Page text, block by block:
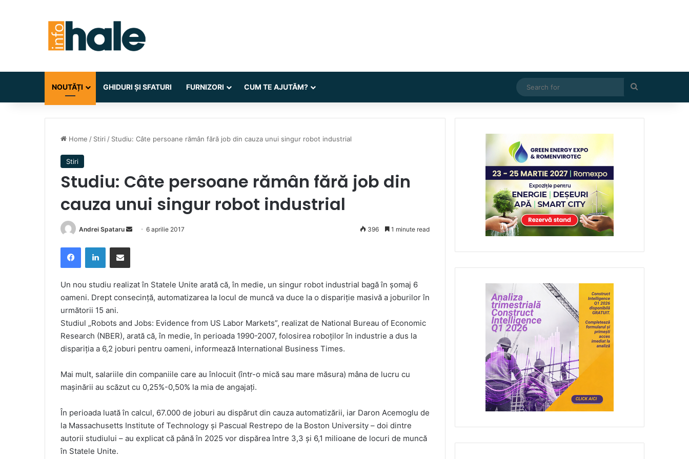
NOUTĂȚI GHIDURI ȘI SFATURI FURNIZORI CUM TE AJUTĂM?
for
Home / Stiri / Studiu: Câte persoane rămân fără job din cauza unui singur robot industrial
Stiri
Studiu: Câte persoane rămân fără job din
cauza unui singur robot industrial
Andrei Spataru
Send6 aprilie 2017 396 1 minute read
FacebookLinkedInShare via Email
Un nou studiu realizat în Statele Unite arată că, în medie, un singur robot industrial bagă în şomaj 6
oameni. Drept consecinţă, automatizarea la locul de muncă va duce la o dispariţie masivă a joburilor în
următorii 15 ani.
Studiul „Robots and Jobs: Evidence from US Labor Markets”, realizat de National Bureau of Economic
Research (NBER), arată că, în medie, în perioada 1990-2007, folosirea roboţilor în industrie a dus la
dispariţia a 6,2 joburi pentru oameni, informează International Business Times.
Mai mult, salariile din companiile care au înlocuit (într-o mică sau mare măsura) mâna de lucru cu
maşinării au scăzut cu 0,25%-0,50% la mia de angajaţi.
În perioada luată în calcul, 67.000 de joburi au dispărut din cauza automatizării, iar Daron Acemoglu de
la Massachusetts Institute of Technology şi Pascual Restrepo de la Boston University – doi dintre
autorii studiului – au explicat că până în 2025 vor dispărea între 3,3 şi 6,1 milioane de locuri de muncă
în Statele Unite.